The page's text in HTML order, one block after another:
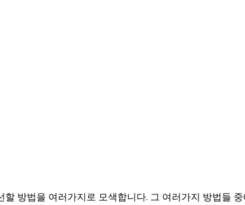
방법을 여러가지로 모색합니다. 그 여러가지 방법들